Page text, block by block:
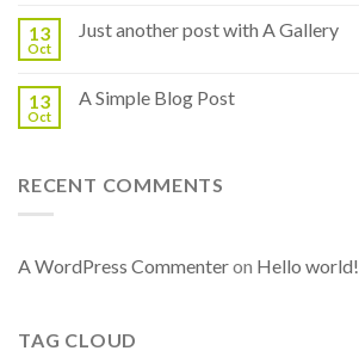
13
Oct
Just another post with A Gallery
13
Oct
A Simple Blog Post
RECENT COMMENTS
A WordPress Commenteron Hello world!
TAG CLOUD